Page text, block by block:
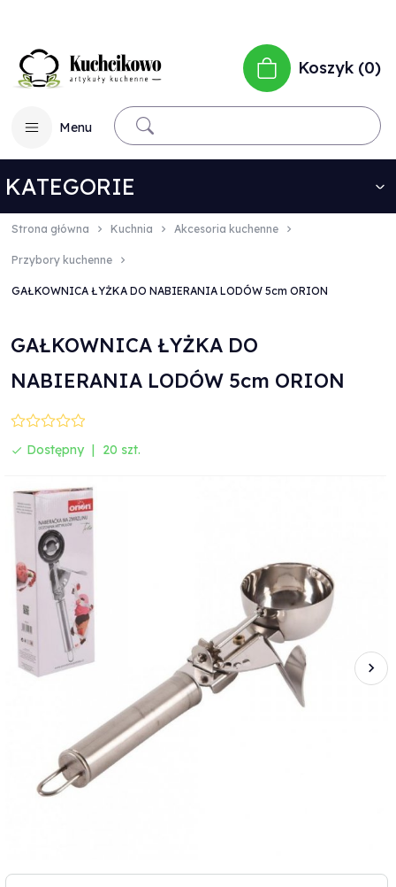
Menu
Koszyk 0
KATEGORIE
Strona główna Kuchnia Akcesoria kuchenne
Przybory kuchenne
GAŁKOWNICA ŁYŻKA DO NABIERANIA LODÓW 5cm ORION
GAŁKOWNICA ŁYŻKA DO
NABIERANIA LODÓW 5cm ORION
Dostępny 20 szt.